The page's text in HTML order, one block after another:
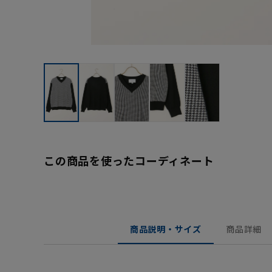
この商品を使ったコーディネート
商品説明・サイズ 商品詳細